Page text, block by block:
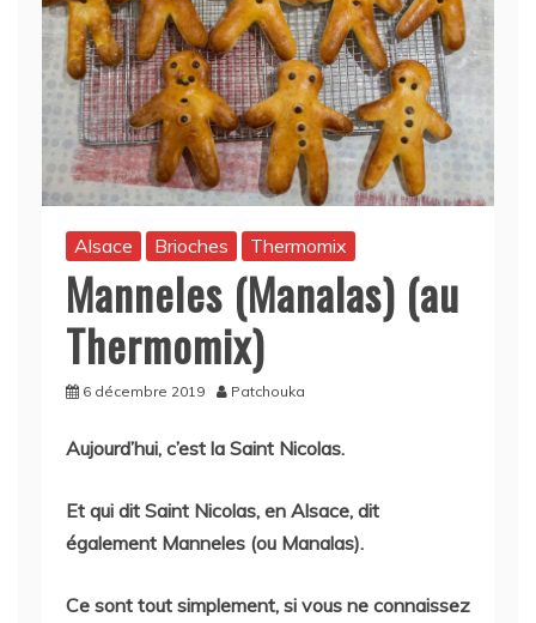
Alsace Brioches Thermomix
Manneles (Manalas) (au
Thermomix)
6 décembre 2019 Patchouka
Aujourd’hui, c’est la Saint Nicolas.
Et qui dit Saint Nicolas, en Alsace, dit
également Manneles (ou Manalas).
Ce sont tout simplement, si vous ne connaissez